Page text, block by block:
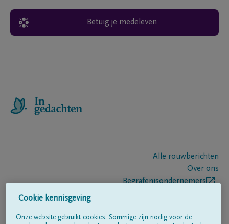
Betuig je medeleven
Alle rouwberichten
Over ons
Begrafenisondernemers
Cookie kennisgeving
Onze website gebruikt cookies. Sommige zijn nodig voor de